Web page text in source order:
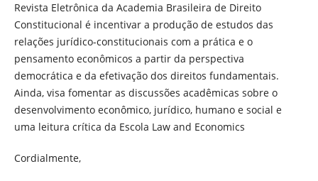
Revista Eletrônica da Academia Brasileira de Direito
Constitucional é incentivar a produção de estudos das
relações jurídico-constitucionais com a prática e o
pensamento econômicos a partir da perspectiva
democrática e da efetivação dos direitos fundamentais.
Ainda, visa fomentar as discussões acadêmicas sobre o
desenvolvimento econômico, jurídico, humano e social e
uma leitura crítica da Escola Law and Economics
Cordialmente,